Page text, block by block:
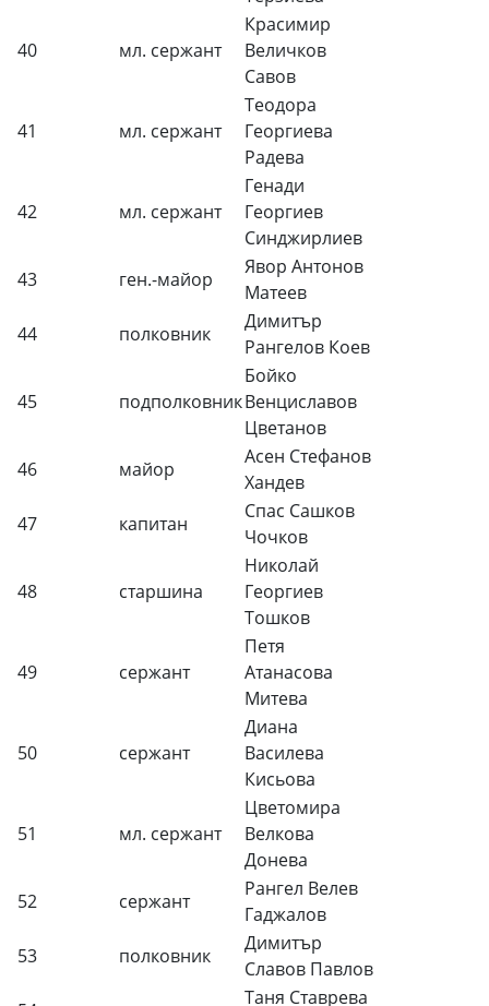
40 мл. сержант
Красимир
Величков
Савов
41 мл. сержант
Теодора
Георгиева
Радева
42 мл. сержант
Генади
Георгиев
Синджирлиев
43
ген.-майор
Явор Антонов
Матеев
44
полковник
Димитър
Рангелов Коев
45 подполковник
Бойко
Венциславов
Цветанов
46
майор
Асен Стефанов
Хандев
47
капитан
Спас Сашков
Чочков
48 старшина
Николай
Георгиев
Тошков
49 сержант
Петя
Атанасова
Митева
50 сержант
Диана
Василева
Кисьова
51 мл. сержант
Цветомира
Велкова
Донева
52
сержант
Рангел Велев
Гаджалов
53
полковник
Димитър
Славов Павлов
Таня Ставрева